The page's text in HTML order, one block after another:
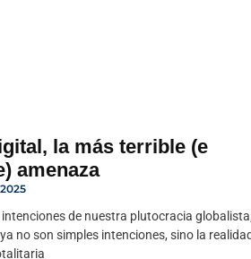
la más terrible (e
amenaza
intenciones de nuestra plutocracia
no son simples intenciones, sino la